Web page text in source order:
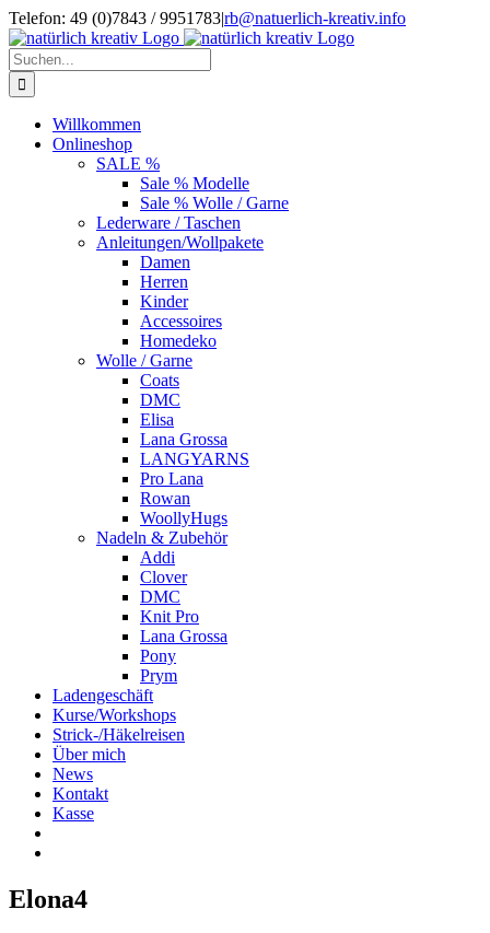
Zum
Inhalt
springen
Telefon: 49 (0)7843 / 9951783|rb@natuerlich-kreativ.info
Suche
nach:
Willkommen
Onlineshop
SALE %
Sale % Modelle
Sale % Wolle / Garne
Lederware / Taschen
Anleitungen/Wollpakete
Damen
Herren
Kinder
Accessoires
Homedeko
Wolle / Garne
Coats
DMC
Elisa
Lana Grossa
LANGYARNS
Pro Lana
Rowan
WoollyHugs
Nadeln & Zubehör
Addi
Clover
DMC
Knit Pro
Lana Grossa
Pony
Prym
Ladengeschäft
Kurse/Workshops
Strick-/Häkelreisen
Über mich
News
Kontakt
Kasse
Elona4